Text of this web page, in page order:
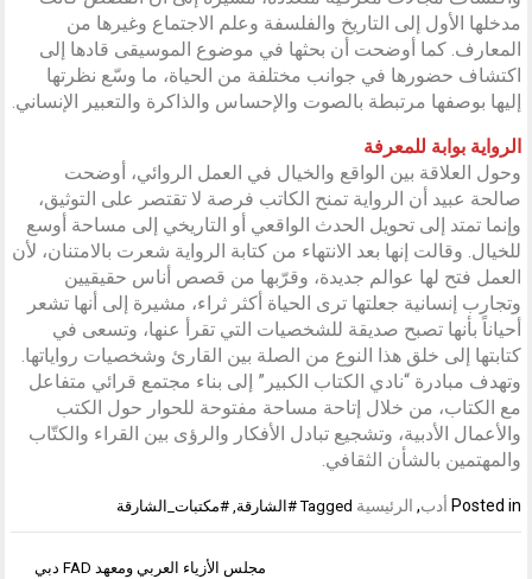
مدخلها الأول إلى التاريخ والفلسفة وعلم الاجتماع وغيرها من
المعارف. كما أوضحت أن بحثها في موضوع الموسيقى قادها إلى
اكتشاف حضورها في جوانب مختلفة من الحياة، ما وسّع نظرتها
إليها بوصفها مرتبطة بالصوت والإحساس والذاكرة والتعبير الإنساني.
الرواية بوابة للمعرفة
وحول العلاقة بين الواقع والخيال في العمل الروائي، أوضحت
صالحة عبيد أن الرواية تمنح الكاتب فرصة لا تقتصر على التوثيق،
وإنما تمتد إلى تحويل الحدث الواقعي أو التاريخي إلى مساحة أوسع
للخيال. وقالت إنها بعد الانتهاء من كتابة الرواية شعرت بالامتنان، لأن
العمل فتح لها عوالم جديدة، وقرّبها من قصص أناس حقيقيين
وتجارب إنسانية جعلتها ترى الحياة أكثر ثراء، مشيرة إلى أنها تشعر
أحياناً بأنها تصبح صديقة للشخصيات التي تقرأ عنها، وتسعى في
كتابتها إلى خلق هذا النوع من الصلة بين القارئ وشخصيات رواياتها.
وتهدف مبادرة “نادي الكتاب الكبير” إلى بناء مجتمع قرائي متفاعل
مع الكتاب، من خلال إتاحة مساحة مفتوحة للحوار حول الكتب
والأعمال الأدبية، وتشجيع تبادل الأفكار والرؤى بين القراء والكتّاب
والمهتمين بالشأن الثقافي.
Posted in أدب, الرئيسية Tagged #الشارقة ,#مكتبات_الشارقة
مجلس الأزياء العربي ومعهد FAD دبي